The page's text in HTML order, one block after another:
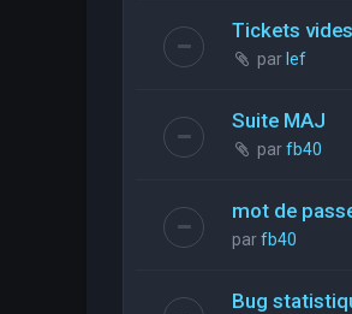
Tickets
par lef
Suite MAJ
parfb40
mot de
parfb40
Bug